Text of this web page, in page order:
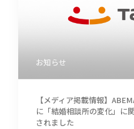
お知らせ
【メディア掲載情報】
に「結婚相談所の変化」に
されました